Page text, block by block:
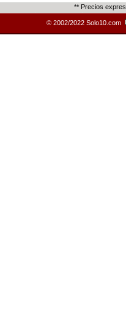
** Precios
© 2002/2022 Solo10.com